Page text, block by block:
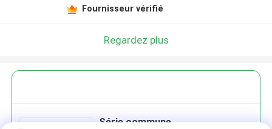
Fournisseur vérifié
Regardez plus
Série commune